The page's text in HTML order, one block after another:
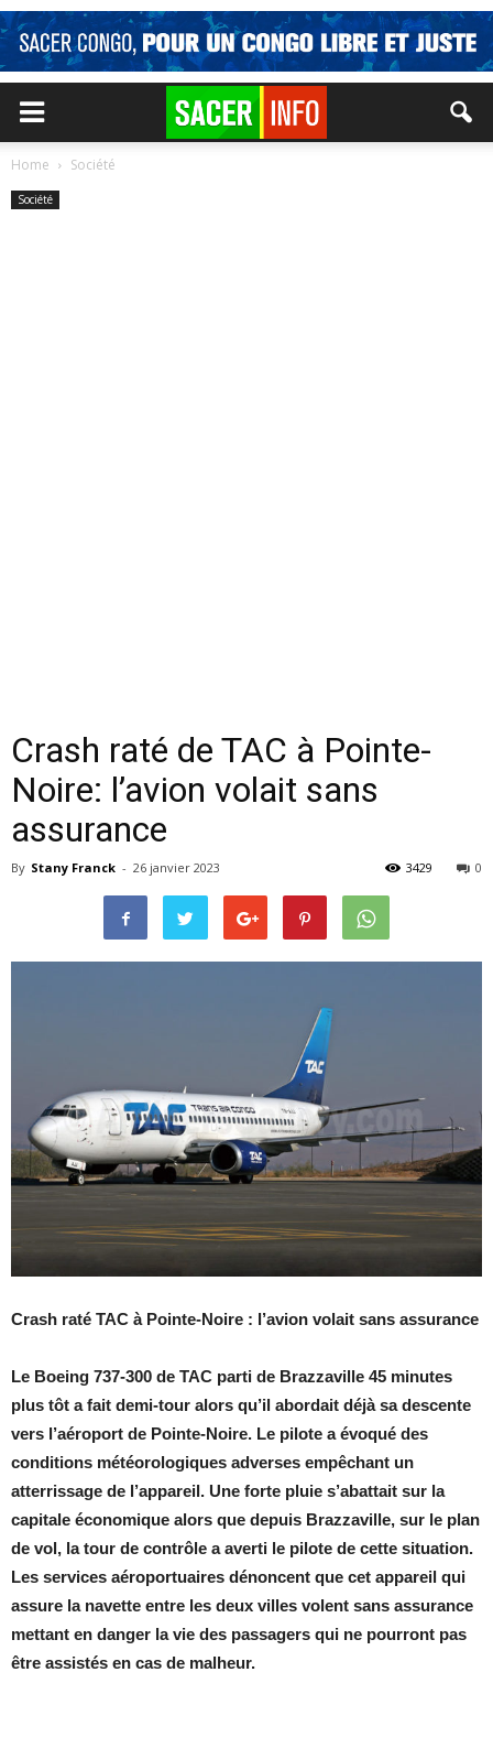
Home Société
Société
Crash raté de TAC à Pointe-
Noire: l’avion volait sans
assurance
By Stany Franck - 26 janvier 2023 0
3429
Crash raté TAC à Pointe-Noire : l’avion volait sans assurance
Le Boeing 737-300 de TAC parti de Brazzaville 45 minutes
plus tôt a fait demi-tour alors qu’il abordait déjà sa descente
vers l’aéroport de Pointe-Noire. Le pilote a évoqué des
conditions météorologiques adverses empêchant un
atterrissage de l’appareil. Une forte pluie s’abattait sur la
capitale économique alors que depuis Brazzaville, sur le plan
de vol, la tour de contrôle a averti le pilote de cette situation.
Les services aéroportuaires dénoncent que cet appareil qui
assure la navette entre les deux villes volent sans assurance
mettant en danger la vie des passagers qui ne pourront pas
être assistés en cas de malheur.